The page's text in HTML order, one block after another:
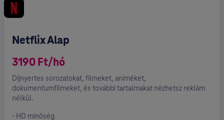
Netflix Alap
3190 Ft/hó
Díjnyertes sorozatokat, filmeket, animéket,
dokumentumfilmeket, és további tartalmakat nézhetsz reklám
nélkül.
• HD minőség